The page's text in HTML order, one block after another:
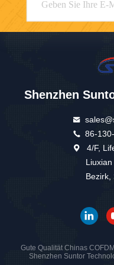
Shenzhen
86-
4/F,
Bezirk,
Gute Qualität Chinas
Shenzhen Suntor